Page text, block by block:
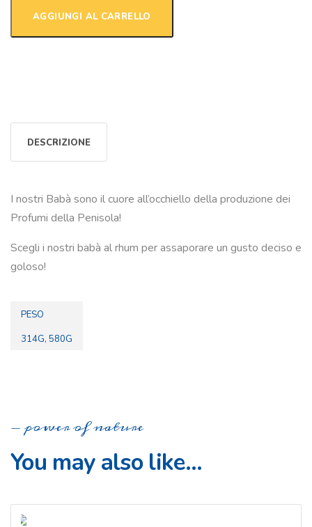
AGGIUNGI AL CARRELLO
DESCRIZIONE
I nostri Babà sono il cuore all’occhiello della produzione dei
Profumi della Penisola!
Scegli i nostri babà al rhum per assaporare un gusto deciso e
goloso!
PESO
314G, 580G
power of nature
You may also like…